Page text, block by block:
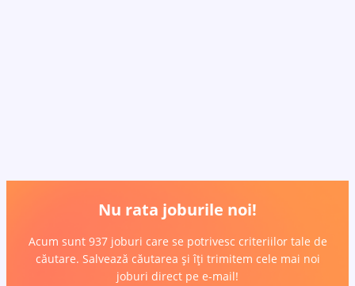
Nu rata joburile noi!
Acum sunt 937 joburi care se potrivesc criteriilor tale de
căutare. Salvează căutarea și îți trimitem cele mai noi
joburi direct pe e-mail!